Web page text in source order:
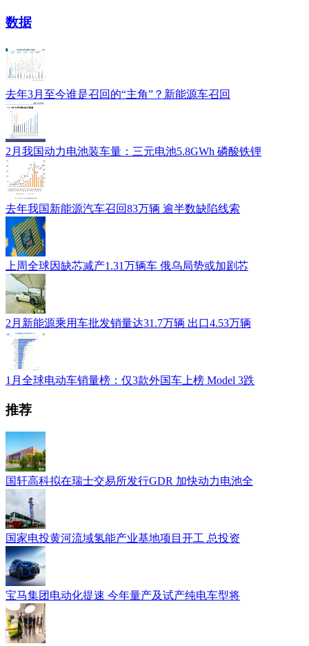
数据
去年3月至今谁是召回的“主角”？新能源车召回
2月我国动力电池装车量：三元电池5.8GWh 磷酸铁锂
去年我国新能源汽车召回83万辆 逾半数缺陷线索
上周全球因缺芯减产1.31万辆车 俄乌局势或加剧芯
2月新能源乘用车批发销量达31.7万辆 出口4.53万辆
1月全球电动车销量榜：仅3款外国车上榜 Model 3跌
推荐
国轩高科拟在瑞士交易所发行GDR 加快动力电池全
国家电投黄河流域氢能产业基地项目开工 总投资
宝马集团电动化提速 今年量产及试产纯电车型将